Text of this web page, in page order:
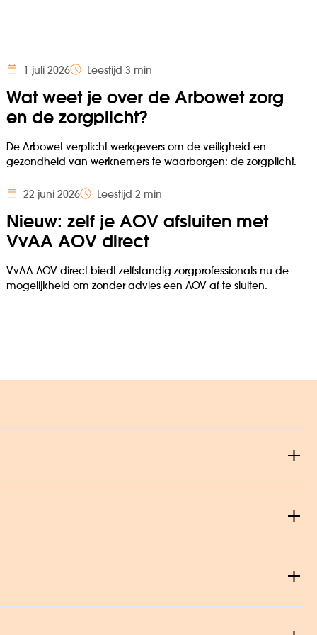
1 juli 2026 Leestijd 3 min
Wat weet je over de Arbowet zorg
en de zorgplicht?
De Arbowet verplicht werkgevers om de veiligheid en
gezondheid van werknemers te waarborgen: de zorgplicht.
22 juni 2026 Leestijd 2 min
Nieuw: zelf je AOV afsluiten met
VvAA AOV direct
VvAA AOV direct biedt zelfstandig zorgprofessionals nu de
mogelijkheid om zonder advies een AOV af te sluiten.